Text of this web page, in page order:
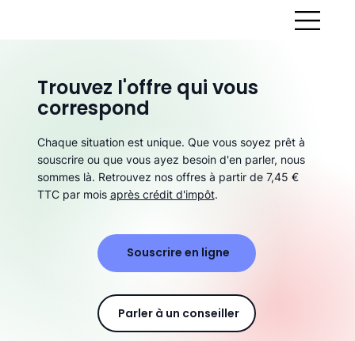
Trouvez l'offre qui vous
correspond
Chaque situation est unique. Que vous soyez prêt à
souscrire ou que vous ayez besoin d'en parler, nous
sommes là. Retrouvez nos offres à partir de 7,45 €
TTC par mois après crédit d'impôt.
Souscrire en ligne
Parler à un conseiller